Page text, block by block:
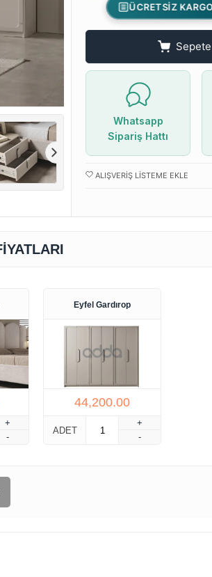
ÜCRETSİZ
Whatsapp
Sipariş Hattı
ALIŞVERIŞ LISTEME EKLE
+
-
Eyfel Gardırop
44,200.00
ADET
+
-